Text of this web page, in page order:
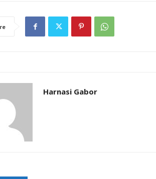
Harnasi Gabor